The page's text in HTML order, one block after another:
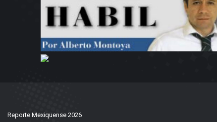
Reporte Mexiquense 2026